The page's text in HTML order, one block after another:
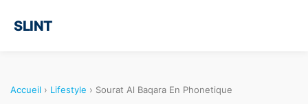
SLINT
Accueil › Lifestyle › Sourat Al Baqara En Phonetique